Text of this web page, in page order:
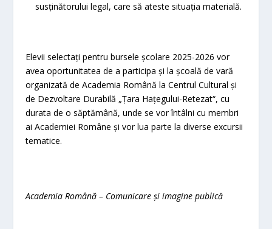
susținătorului legal, care să ateste situația materială.
Elevii selectați pentru bursele școlare 2025-2026 vor
avea oportunitatea de a participa și la școală de vară
organizată de Academia Română la Centrul Cultural și
de Dezvoltare Durabilă „Țara Hațegului-Retezat“, cu
durata de o săptămână, unde se vor întâlni cu membri
ai Academiei Române și vor lua parte la diverse excursii
tematice.
Academia Română – Comunicare și imagine publică